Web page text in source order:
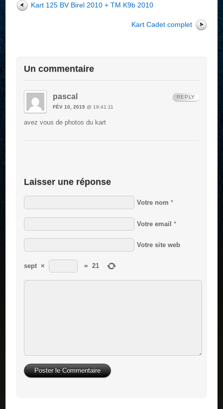
Kart 125 BV Birel 2010 + TM K9b 2010
Kart Cadet complet
Un commentaire
pascal
FÉV 10, 2015@ 19:41:11
avez vous de photos du kart
REPLY
Laisser une réponse
Votre nom *
Votre email *
Votre site web
sept × = 21